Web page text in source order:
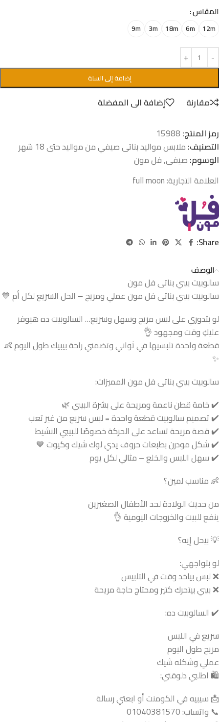
المقاس
12m
6m
18m
3m
9m
إضافة إلى السلة
مقارنة
إضافة الى المفضلة
رمز المنتج:15988
التصنيف:ملابس مواليد بناتى صيفي من مواليد حتى 18 شهر
الوسوم:صيفى,فل مون
العلامة التجارية:full moon
Share:
الوصف
سالوبيت بيبي بناتى فل مون
سالوبيت بيبي بناتى فل مون عملي ومريح – الحل السريع لكل أم 💙
لو بتدوري على لبس مريح وسهل وسريع… السالوبيت ده هيوفر
عليكِ وقت ومجهود 👌
قطعة واحدة تلبسيها في ثواني وتضمني راحة بيبيك طول اليوم 👶
✨
سالوبيت بيبي بناتى فل مون المميزات:
✔️ خامة قطن ناعمة ومريحة على بشرة البيبي 🌿
✔️ تصميم سالوبيت قطعة واحدة = لبس سريع من غير تعب
✔️ قصة مريحة تساعد على الحركة خصوصًا للبيبي النشيط
✔️ شكل مودرن بطبعات حروف يدي لوك شيك وكيوت 💙
✔️ سهل اللبس والخلع – مثالي لكل يوم
👶 مناسب لمين؟
من حديث الولادة لحد الأطفال الصغيرين
ينفع للبيت والخروجات اليومية 👌
💡 بيحل إيه؟
لو بتواجهي:
❌ لبس بياخد وقت في التلبيس
❌ بيبي بيتحرك كتير ومحتاج حاجة مريحة
✔️ السالوبيت ده:
سريع في اللبس
مريح طول اليوم
عملي وشكله شيك
🛍️ اطلبي دلوقتي:
📩 سيبيه في الكومنت أو ابعتي رسالة
📞 واتساب: 01040381570